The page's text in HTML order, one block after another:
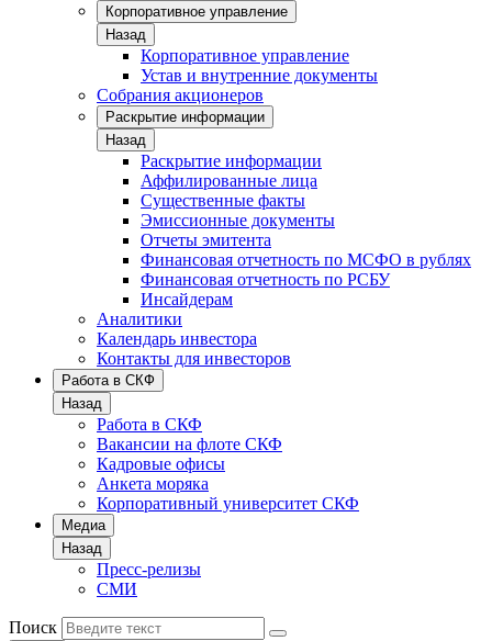
Корпоративное управление
Назад
Корпоративное управление
Устав и внутренние документы
Собрания акционеров
Раскрытие информации
Назад
Раскрытие информации
Аффилированные лица
Существенные факты
Эмиссионные документы
Отчеты эмитента
Финансовая отчетность по МСФО в рублях
Финансовая отчетность по РСБУ
Инсайдерам
Аналитики
Календарь инвестора
Контакты для инвесторов
Работа в СКФ
Назад
Работа в СКФ
Вакансии на флоте СКФ
Кадровые офисы
Анкета моряка
Корпоративный университет СКФ
Медиа
Назад
Пресс-релизы
СМИ
Поиск